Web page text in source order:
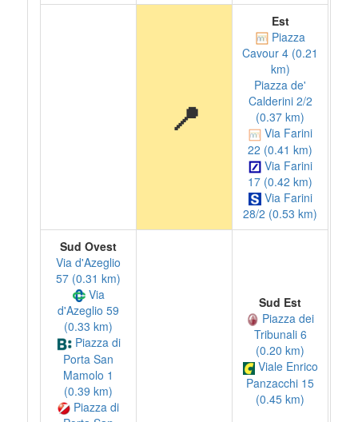
📍
Est
Piazza
Cavour 4 (0.21
km)
Piazza de'
Calderini 2/2
(0.37 km)
Via Farini
22 (0.41 km)
Via Farini
17 (0.42 km)
Via Farini
28/2 (0.53 km)
Sud Ovest
Via d'Azeglio
57 (0.31 km)
Via
d'Azeglio 59
(0.33 km)
Piazza di
Porta San
Mamolo 1
(0.39 km)
Piazza di
Sud Est
Piazza dei
Tribunali 6
(0.20 km)
Viale Enrico
Panzacchi 15
(0.45 km)